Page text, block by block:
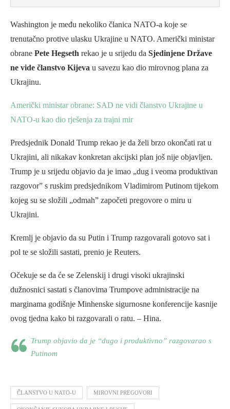
Washington je među nekoliko članica NATO-a koje se
trenutačno protive ulasku Ukrajine u NATO. Američki ministar
obrane Pete Hegseth rekao je u srijedu da Sjedinjene Države
ne vide članstvo Kijeva u savezu kao dio mirovnog plana za
Ukrajinu.
Američki ministar obrane: SAD ne vidi članstvo Ukrajine u
NATO-u kao dio rješenja za trajni mir
Predsjednik Donald Trump rekao je da želi brzo okončati rat u
Ukrajini, ali nikakav konkretan akcijski plan još nije objavljen.
Trump je u srijedu objavio da je imao „dug i veoma produktivan
razgovor” s ruskim predsjednikom Vladimirom Putinom tijekom
kojeg su se složili „odmah” započeti pregovore o miru u
Ukrajini.
Kremlj je objavio da su Putin i Trump razgovarali gotovo sat i
pol te se složili sastati, prenio je Reuters.
Očekuje se da će se Zelenskij i drugi visoki ukrajinski
dužnosnici sastati s članovima Trumpove administracije na
marginama godišnje Minhenske sigurnosne konferencije kasnije
ovog tjedna kako bi razgovarali o ratu. – Hina.
Trump objavio da je “dugo i produktivno” razgovarao s
Putinom
ČLANSTVO U NATO-U MIROVNI PREGOVORI